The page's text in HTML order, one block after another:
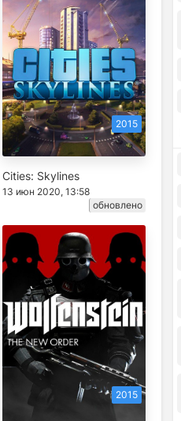
2015
Cities: Skylines
13 июн 2020, 13:58
обновлено
2015